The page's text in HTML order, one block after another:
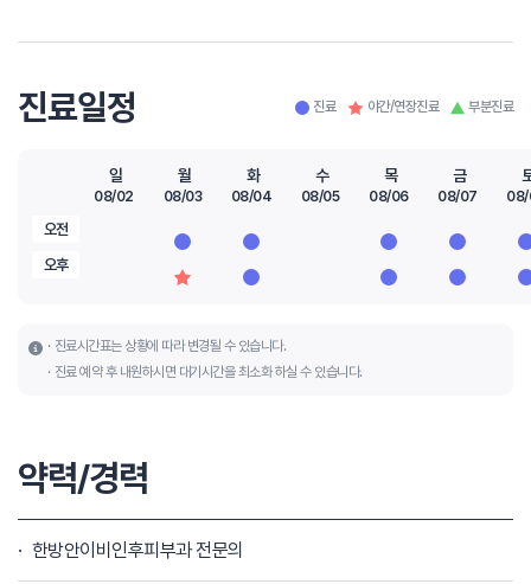
진료일정 진료 야간/연장진료 부분진료
오전
오후
일
08/02
월
08/03
화
08/04
수
08/05
목
08/06
금
08/07
진료시간표는 상황에 따라 변경될 수 있습니다.
진료 예약 후 내원하시면 대기시간을 최소화 하실 수 있습니다.
약력/경력
한방안이비인후피부과 전문의